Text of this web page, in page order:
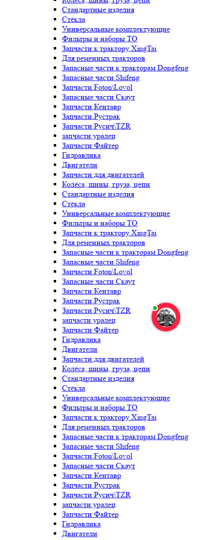
Стандартные изделия
Стёкла
Универсальные комплектующие
Фильтры и наборы ТО
Запчасти к трактору XingTai
Для ременных тракторов
Запасные части к тракторам Dongfeng
Запасные части Shifeng
Запчасти Foton\Lovol
Запасные части Скаут
Запчасти Кентавр
Запчасти Рустрак
Запчасти Русич\TZR
запчасти уралец
Запчасти Файтер
Гидравлика
Двигатели
Запчасти для двигателей
Колёса, шины, груза, цепи
Стандартные изделия
Стёкла
Универсальные комплектующие
Фильтры и наборы ТО
Запчасти к трактору XingTai
Для ременных тракторов
Запасные части к тракторам Dongfeng
Запасные части Shifeng
Запчасти Foton\Lovol
Запасные части Скаут
Запчасти Кентавр
Запчасти Рустрак
Запчасти Русич\TZR
запчасти уралец
Запчасти Файтер
Гидравлика
Двигатели
Запчасти для двигателей
Колёса, шины, груза, цепи
Стандартные изделия
Стёкла
Универсальные комплектующие
Фильтры и наборы ТО
Запчасти к трактору XingTai
Для ременных тракторов
Запасные части к тракторам Dongfeng
Запасные части Shifeng
Запчасти Foton\Lovol
Запасные части Скаут
Запчасти Кентавр
Запчасти Рустрак
Запчасти Русич\TZR
запчасти уралец
Запчасти Файтер
Гидравлика
Двигатели